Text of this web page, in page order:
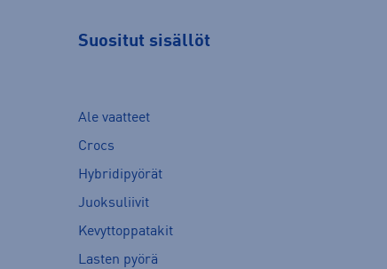
Suositut sisällöt
Ale vaatteet
Crocs
Hybridipyörät
Juoksuliivit
Kevyttoppatakit
Lasten pyörä